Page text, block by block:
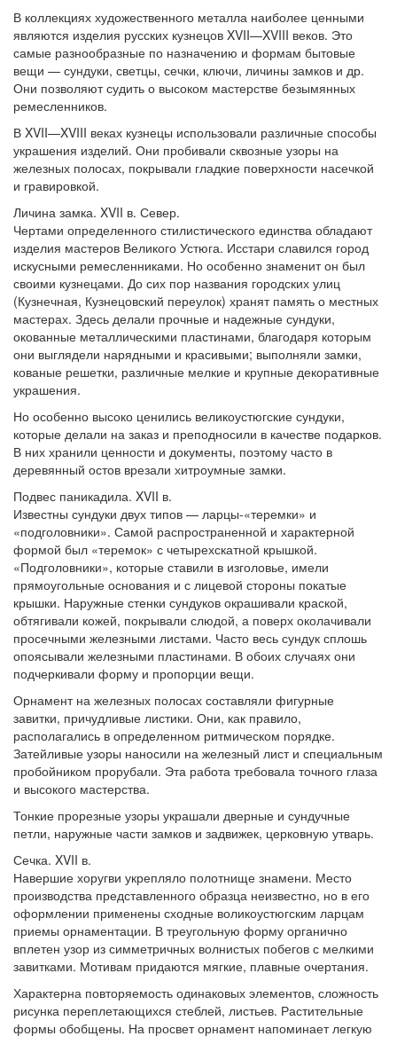
В коллекциях художественного металла наиболее ценными
являются изделия русских кузнецов XVII—XVIII веков. Это
самые разнообразные по назначению и формам бытовые
вещи — сундуки, светцы, сечки, ключи, личины замков и др.
Они позволяют судить о высоком мастерстве безымянных
ремесленников.
В XVII—XVIII веках кузнецы использовали различные способы
украшения изделий. Они пробивали сквозные узоры на
железных полосах, покрывали гладкие поверхности насечкой
и гравировкой.
Личина замка. XVII в. Север.
Чертами определенного стилистического единства обладают
изделия мастеров Великого Устюга. Исстари славился город
искусными ремесленниками. Но особенно знаменит он был
своими кузнецами. До сих пор названия городских улиц
(Кузнечная, Кузнецовский переулок) хранят память о местных
мастерах. Здесь делали прочные и надежные сундуки,
окованные металлическими пластинами, благодаря которым
они выглядели нарядными и красивыми; выполняли замки,
кованые решетки, различные мелкие и крупные декоративные
украшения.
Но особенно высоко ценились великоустюгские сундуки,
которые делали на заказ и преподносили в качестве подарков.
В них хранили ценности и документы, поэтому часто в
деревянный остов врезали хитроумные замки.
Подвес паникадила. XVII в.
Известны сундуки двух типов — ларцы-«теремки» и
«подголовники». Самой распространенной и характерной
формой был «теремок» с четырехскатной крышкой.
«Подголовники», которые ставили в изголовье, имели
прямоугольные основания и с лицевой стороны покатые
крышки. Наружные стенки сундуков окрашивали краской,
обтягивали кожей, покрывали слюдой, а поверх околачивали
просечными железными листами. Часто весь сундук сплошь
опоясывали железными пластинами. В обоих случаях они
подчеркивали форму и пропорции вещи.
Орнамент на железных полосах составляли фигурные
завитки, причудливые листики. Они, как правило,
располагались в определенном ритмическом порядке.
Затейливые узоры наносили на железный лист и специальным
пробойником прорубали. Эта работа требовала точного глаза
и высокого мастерства.
Тонкие прорезные узоры украшали дверные и сундучные
петли, наружные части замков и задвижек, церковную утварь.
Сечка. XVII в.
Навершие хоругви укрепляло полотнище знамени. Место
производства представленного образца неизвестно, но в его
оформлении применены сходные воликоустюгским ларцам
приемы орнаментации. В треугольную форму органично
вплетен узор из симметричных волнистых побегов с мелкими
завитками. Мотивам придаются мягкие, плавные очертания.
Характерна повторяемость одинаковых элементов, сложность
рисунка переплетающихся стеблей, листьев. Растительные
формы обобщены. На просвет орнамент напоминает легкую